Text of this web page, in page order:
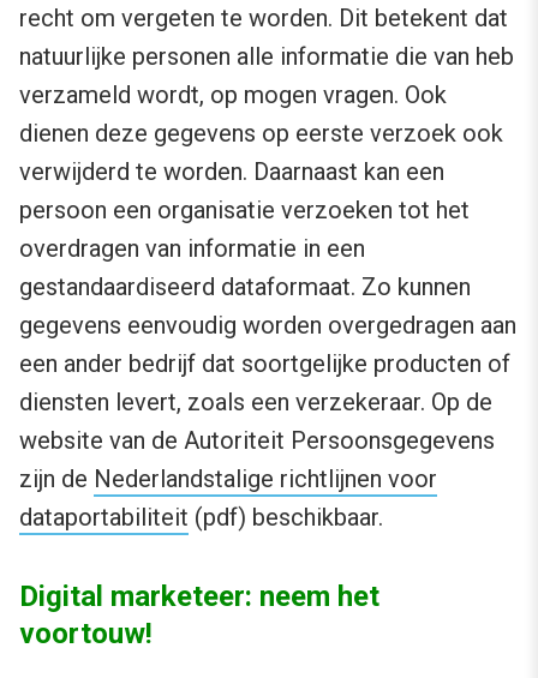
recht om vergeten te worden. Dit betekent dat
natuurlijke personen alle informatie die van heb
verzameld wordt, op mogen vragen. Ook
dienen deze gegevens op eerste verzoek ook
verwijderd te worden. Daarnaast kan een
persoon een organisatie verzoeken tot het
overdragen van informatie in een
gestandaardiseerd dataformaat. Zo kunnen
gegevens eenvoudig worden overgedragen aan
een ander bedrijf dat soortgelijke producten of
diensten levert, zoals een verzekeraar. Op de
website van de Autoriteit Persoonsgegevens
zijn de Nederlandstalige richtlijnen voor
dataportabiliteit (pdf) beschikbaar.
Digital marketeer: neem het
voortouw!